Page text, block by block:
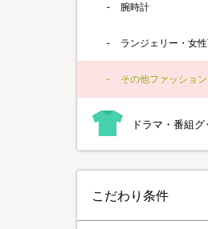
腕時計
ランジェリー・女
その他ファッション
ドラマ・番組
こだわり条件